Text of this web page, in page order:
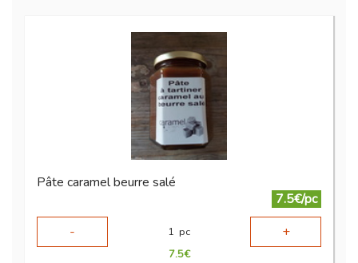
Pâte caramel beurre salé
7.5€/pc
-
1 pc +
7.5€